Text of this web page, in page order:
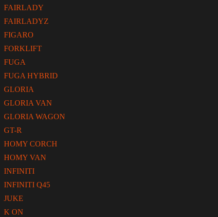
FAIRLADY
FAIRLADYZ
FIGARO
FORKLIFT
FUGA
FUGA HYBRID
GLORIA
GLORIA VAN
GLORIA WAGON
GT-R
HOMY CORCH
HOMY VAN
INFINITI
INFINITI Q45
JUKE
K ON